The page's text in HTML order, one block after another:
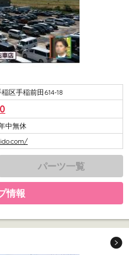
手稲前田614-18
中無休
パーツ一覧
情報